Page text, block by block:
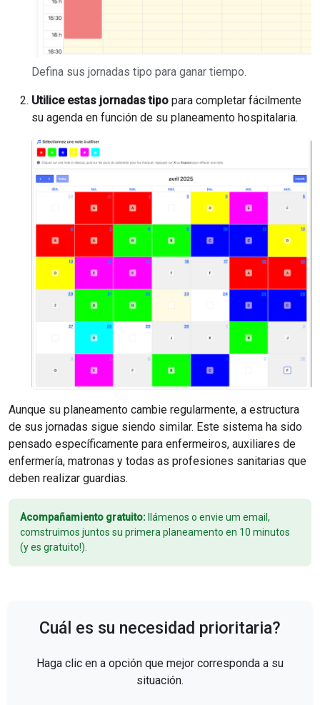
Defina sus jornadas tipo para ganar tiempo.
Utilice estas jornadas tipo para completar fácilmente
su agenda en función de su planeamento hospitalaria.
Aunque su planeamento cambie regularmente, a estructura
de sus jornadas sigue siendo similar. Este sistema ha sido
pensado específicamente para enfermeiros, auxiliares de
enfermería, matronas y todas as profesiones sanitarias que
deben realizar guardias.
Acompañamiento gratuito: llámenos o envie um email,
comstruimos juntos su primera planeamento en 10 minutos
(y es gratuito!).
Cuál es su necesidad prioritaria?
Haga clic en a opción que mejor corresponda a su
situación.